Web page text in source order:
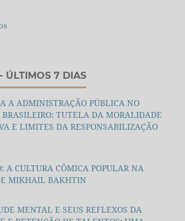
ÚLTIMOS 7 DIAS
A ADMINISTRAÇÃO PÚBLICA NO
BRASILEIRO: TUTELA DA MORALIDADE
E LIMITES DA RESPONSABILIZAÇÃO
A CULTURA CÔMICA POPULAR NA
MIKHAIL BAKHTIN
MENTAL E SEUS REFLEXOS DA